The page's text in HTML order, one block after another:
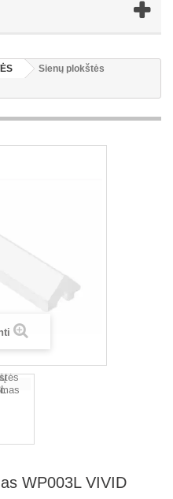
Sienų plokštės
WP003L VIVID